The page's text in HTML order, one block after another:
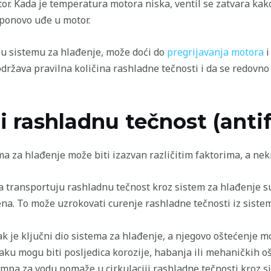
Kada je temperatura motora niska, ventil se zatvara
uđe u motor.
za hlađenje, može doći do pregrijavanja motorai
pravilna količina rashladne tečnosti i da se
rashladnu tečnost
za hlađenje može biti izazvan različitim faktorima, a
transportuju rashladnu tečnost kroz sistem za hlađenje
To može uzrokovati curenje rashladne tečnosti iz
je ključni dio sistema za hlađenje, a njegovo oštećenje
mogu biti posljedica korozije, habanja ili mehaničkih